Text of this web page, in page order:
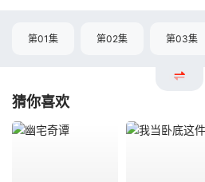
第01集 第02集 第03集
猜你喜欢